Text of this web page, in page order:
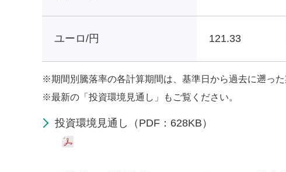
ユーロ/円 121.33
※期間別騰落率の各計算期間は、基準日から過去に遡っ
※最新の「投資環境見通し」もご覧ください。
投資環境見通し（PDF：628KB）